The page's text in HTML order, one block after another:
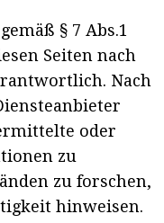
§ 7 Abs.1
Seiten nach
Nach
oder
zu
zu forschen,
hinweisen.